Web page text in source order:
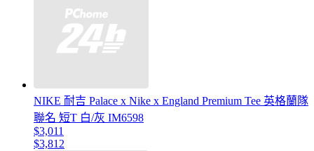
NIKE 耐吉 Palace x Nike x England Premium Tee 英格蘭隊
聯名 短T 白/灰 IM6598
$3,011
$3,812